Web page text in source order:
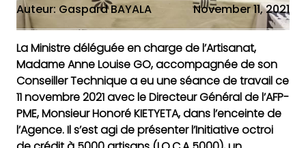
Auteur: Gaspard BAYALA November 11, 2021
La Ministre déléguée en charge de l’Artisanat,
Madame Anne Louise GO, accompagnée de son
Conseiller Technique a eu une séance de travail ce
11 novembre 2021 avec le Directeur Général de l’AFP-
PME, Monsieur Honoré KIETYETA, dans l’enceinte de
l’Agence. Il s’est agi de présenter l’Initiative octroi